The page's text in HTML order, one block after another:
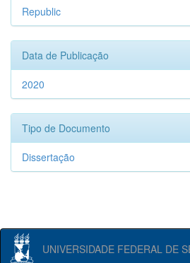
Republic
Data de Publicação
2020
Tipo de Documento
Dissertação
UNIVERSIDADE FEDERAL DE